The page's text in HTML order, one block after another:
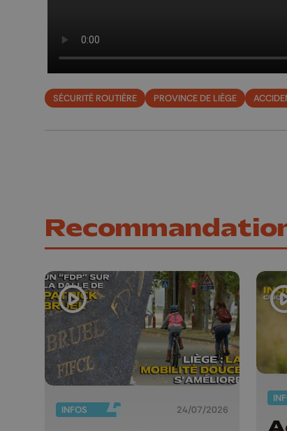
SÉCURITÉ ROUTIÈRE PROVINCE DE LIÈGE
INFOS 24/07/2026